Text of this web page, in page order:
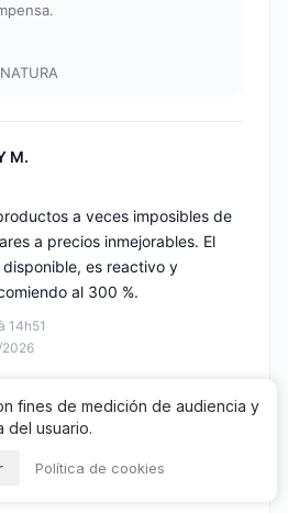
M.
14h51
2026
a veces imposibles de
a precios inmejorables. El
es reactivo y
al 300 %.
fines de medición de audiencia y
del usuario.
Política de cookies